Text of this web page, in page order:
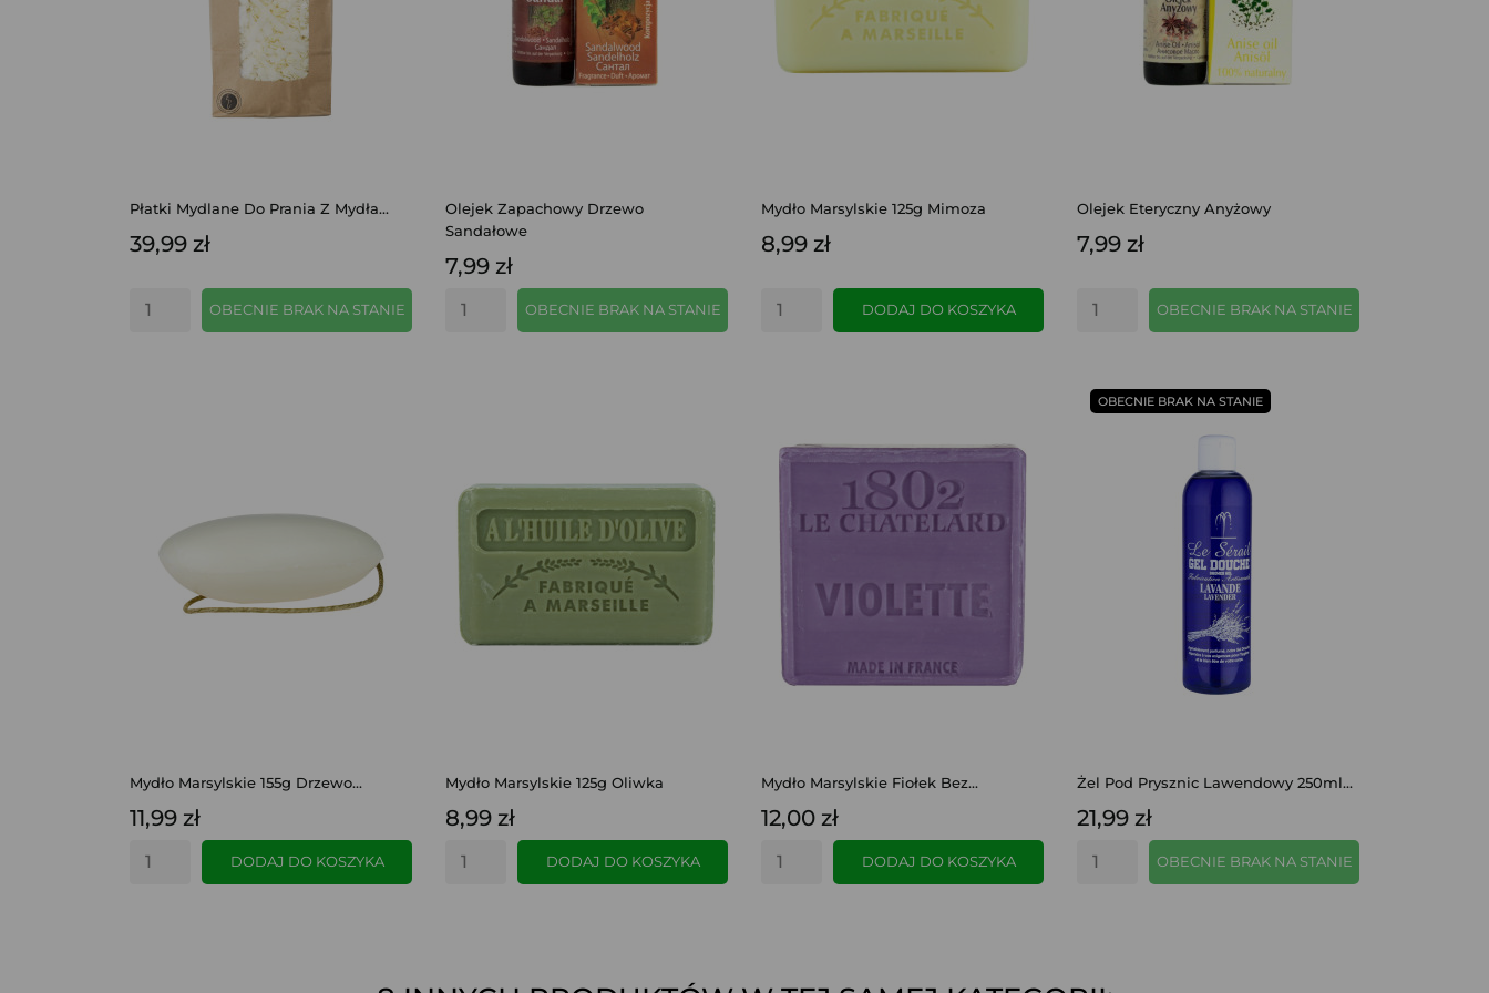
Płatki Mydlane Do Prania Z Mydła...
39,99 zł
OBECNIE BRAK NA STANIE
Olejek Zapachowy Drzewo
Sandałowe
7,99 zł
OBECNIE BRAK NA STANIE
Mydło Marsylskie 125g Mimoza
8,99 zł
DODAJ DO KOSZYKA
Olejek Eteryczny Anyżowy
7,99 zł
OBECNIE BRAK NA STANIE
SZYBKI PODGLĄD
Mydło Marsylskie 155g Drzewo...
11,99 zł
DODAJ DO KOSZYKA
SZYBKI PODGLĄD
Mydło Marsylskie 125g Oliwka
8,99 zł
DODAJ DO KOSZYKA
SZYBKI PODGLĄD
Mydło Marsylskie Fiołek Bez...
12,00 zł
DODAJ DO KOSZYKA
SZYBKI PODGLĄD
Żel Pod Prysznic Lawendowy 250ml...
21,99 zł
OBECNIE BRAK NA STANIE
OBECNIE BRAK NA STANIE